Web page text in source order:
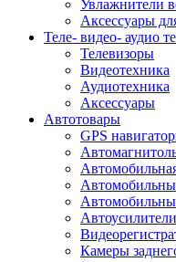
Увлажнители
Аксессуары
Теле- видео- аудио
Телевизоры
Видеотехника
Аудиотехника
Аксессуары
Автотовары
GPS
Автоусилители
Камеры